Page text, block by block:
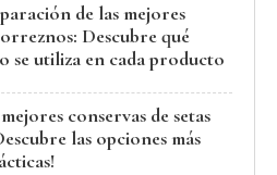
de las mejores
Descubre qué
se utiliza en cada producto
conservas de setas
las opciones más